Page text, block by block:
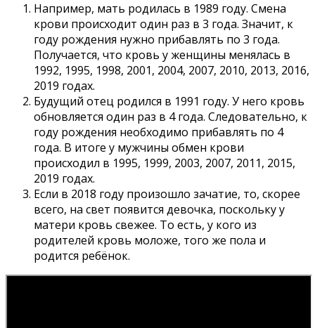
Например, мать родилась в 1989 году. Смена
крови происходит один раз в 3 года. Значит, к
году рождения нужно прибавлять по 3 года.
Получается, что кровь у женщины менялась в
1992, 1995, 1998, 2001, 2004, 2007, 2010, 2013, 2016,
2019 годах.
Будущий отец родился в 1991 году. У него кровь
обновляется один раз в 4 года. Следовательно, к
году рождения необходимо прибавлять по 4
года. В итоге у мужчины обмен крови
происходил в 1995, 1999, 2003, 2007, 2011, 2015,
2019 годах.
Если в 2018 году произошло зачатие, то, скорее
всего, на свет появится девочка, поскольку у
матери кровь свежее. То есть, у кого из
родителей кровь моложе, того же пола и
родится ребёнок.